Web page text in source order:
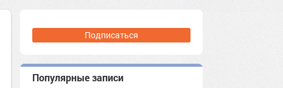
Подписаться
Популярные записи